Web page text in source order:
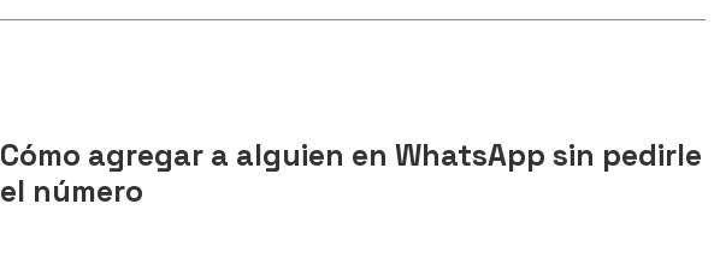
Cómo agregar a alguien en WhatsApp sin pedirle
el número